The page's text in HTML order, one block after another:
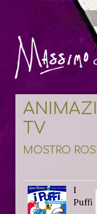
TV
MOSTRO
I
Puffi